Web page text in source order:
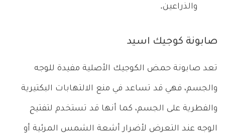
والذراعين.
صابونة كوجيك اسيد
تعد صابونة حمض الكوجيك الأصلية مفيدة للوجه
والجسم، فهي قد تساعد في منع الالتهابات البكتيرية
والفطرية على الجسم، كما أنها قد تستخدم لتفتيح
الوجه عند التعرض لأضرار أشعة الشمس المرئية أو